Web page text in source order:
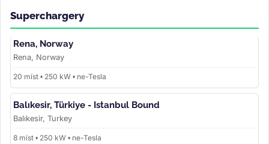
Superchargery
Rena, Norway
Rena, Norway
20 míst • 250 kW • ne-Tesla
Balıkesir, Türkiye - Istanbul Bound
Balıkesir, Turkey
8 míst • 250 kW • ne-Tesla